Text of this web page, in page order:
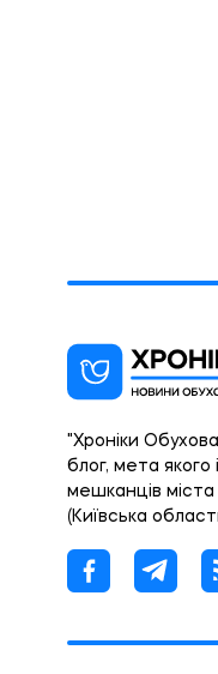
"Хроніки
блог, мета якого
мешканців
(Київська